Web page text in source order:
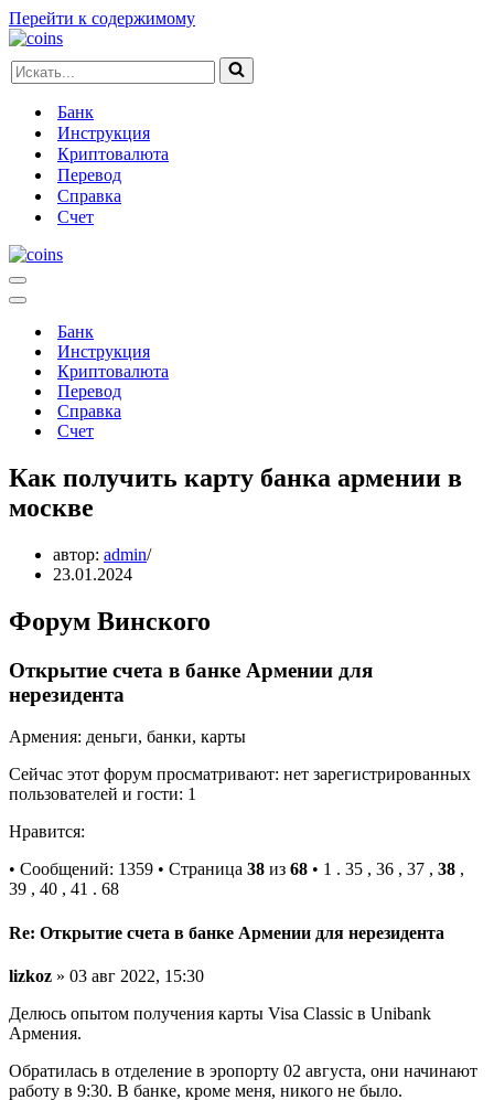
Перейти к содержимому
Искать...
Банк
Инструкция
Криптовалюта
Перевод
Справка
Счет
Меню
навигации
Меню
навигацииБанк
Инструкция
Криптовалюта
Перевод
Справка
Счет
Как получить карту банка армении в
москве
автор: admin
23.01.2024
Форум Винского
Открытие счета в банке Армении для
нерезидента
Армения: деньги, банки, карты
Сейчас этот форум просматривают: нет зарегистрированных
пользователей и гости: 1
Нравится:
• Сообщений: 1359 • Страница 38 из 68 • 1 . 35 , 36 , 37 , 38 ,
39 , 40 , 41 . 68
Re: Открытие счета в банке Армении для нерезидента
lizkoz » 03 авг 2022, 15:30
Делюсь опытом получения карты Visa Classic в Unibank
Армения.
Обратилась в отделение в эропорту 02 августа, они начинают
работу в 9:30. В банке, кроме меня, никого не было.